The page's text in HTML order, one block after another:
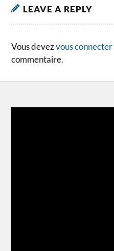
LEAVE A REPLY
Vous devezvous connecter
commentaire.